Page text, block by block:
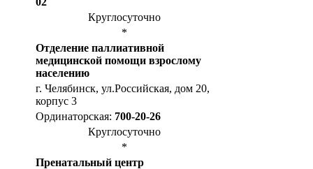
Круглосуточно
*
Отделение паллиативной
медицинской помощи взрослому
населению
г. Челябинск, ул.Российская, дом 20,
корпус 3
Ординаторская: 700-20-26
Круглосуточно
*
Пренатальный центр